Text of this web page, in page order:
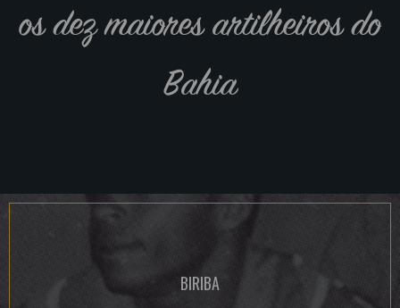
os dez maiores artilheiros do
Bahia
BIRIBA